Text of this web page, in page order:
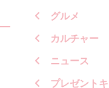
グルメ
カルチャー
ニュース
プレゼント